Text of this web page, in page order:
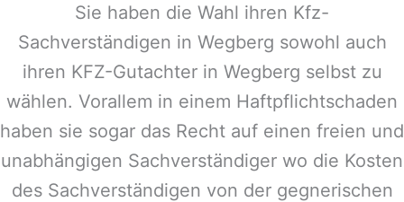
Sie haben die Wahl ihren Kfz-
Sachverständigen in Wegberg sowohl auch
ihren KFZ-Gutachter in Wegberg selbst zu
wählen. Vorallem in einem Haftpflichtschaden
haben sie sogar das Recht auf einen freien und
unabhängigen Sachverständiger wo die Kosten
des Sachverständigen von der gegnerischen